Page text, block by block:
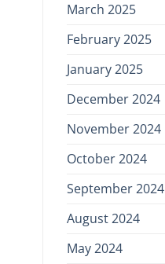
March 2025
February 2025
January 2025
December 2024
November 2024
October 2024
September 2024
August 2024
May 2024